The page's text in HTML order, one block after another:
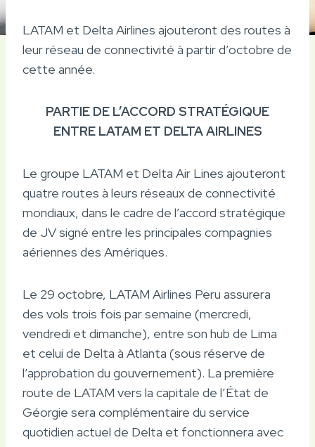
LATAM et Delta Airlines ajouteront des routes à
leur réseau de connectivité à partir d’octobre de
cette année.
PARTIE DE L’ACCORD STRATÉGIQUE
ENTRE LATAM ET DELTA AIRLINES
Le groupe LATAM et Delta Air Lines ajouteront
quatre routes à leurs réseaux de connectivité
mondiaux, dans le cadre de l’accord stratégique
de JV signé entre les principales compagnies
aériennes des Amériques.
Le 29 octobre, LATAM Airlines Peru assurera
des vols trois fois par semaine (mercredi,
vendredi et dimanche), entre son hub de Lima
et celui de Delta à Atlanta (sous réserve de
l’approbation du gouvernement). La première
route de LATAM vers la capitale de l’État de
Géorgie sera complémentaire du service
quotidien actuel de Delta et fonctionnera avec